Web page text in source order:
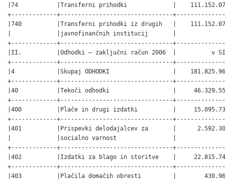
|74           |Transferni prihodki             |
+-------------+--------------------------------
|740          |Transferni prihodki iz drugih   |
|             |javnofinančnih institucij       |
+-------------+--------------------------------
|II.          |Odhodki – zaključni račun 2006  |          v
+-------------+--------------------------------
|4            |Skupaj ODHODKI                  |
+-------------+--------------------------------
|40           |Tekoči odhodki                  |
+-------------+--------------------------------
|400          |Plače in drugi izdatki          |
+-------------+--------------------------------
|401          |Prispevki delodajalcev za       |
|             |socialno varnost                |
+-------------+--------------------------------
|402          |Izdatki za blago in storitve    |
+-------------+--------------------------------
|403          |Plačila domačih obresti         |